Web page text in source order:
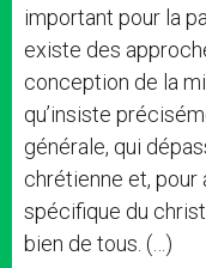
important pour la
existe des
conception de la
qu’insiste
générale, qui
chrétienne et, pour
spécifique du
bien de tous. (…)